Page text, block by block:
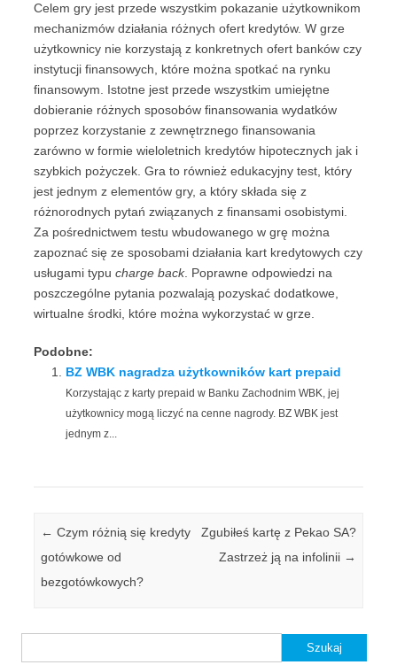
Celem gry jest przede wszystkim pokazanie użytkownikom
mechanizmów działania różnych ofert kredytów. W grze
użytkownicy nie korzystają z konkretnych ofert banków czy
instytucji finansowych, które można spotkać na rynku
finansowym. Istotne jest przede wszystkim umiejętne
dobieranie różnych sposobów finansowania wydatków
poprzez korzystanie z zewnętrznego finansowania
zarówno w formie wieloletnich kredytów hipotecznych jak i
szybkich pożyczek. Gra to również edukacyjny test, który
jest jednym z elementów gry, a który składa się z
różnorodnych pytań związanych z finansami osobistymi.
Za pośrednictwem testu wbudowanego w grę można
zapoznać się ze sposobami działania kart kredytowych czy
usługami typu charge back. Poprawne odpowiedzi na
poszczególne pytania pozwalają pozyskać dodatkowe,
wirtualne środki, które można wykorzystać w grze.
Podobne:
BZ WBK nagradza użytkowników kart prepaid
Korzystając z karty prepaid w Banku Zachodnim WBK, jej
użytkownicy mogą liczyć na cenne nagrody. BZ WBK jest
jednym z...
Zobacz wpisy
← Czym różnią się kredyty
gotówkowe od
bezgotówkowych?
Zgubiłeś kartę z Pekao SA?
Zastrzeż ją na infolinii →